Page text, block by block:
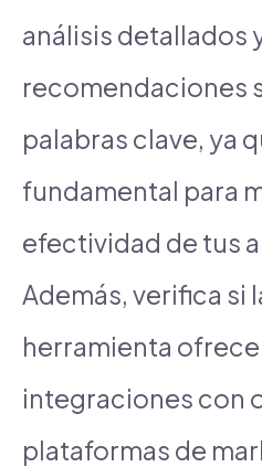
análisis detallados
recomendaciones
palabras clave, ya
fundamental para
efectividad de tus
Además, verifica si
herramienta ofrece
integraciones con
plataformas de